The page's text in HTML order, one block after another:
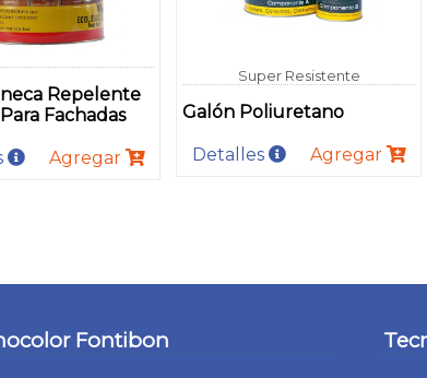
Repelente
Fachadas
Agregar
Super Resistente
Galón Poliuretano
Detalles Agregar
Fontibon